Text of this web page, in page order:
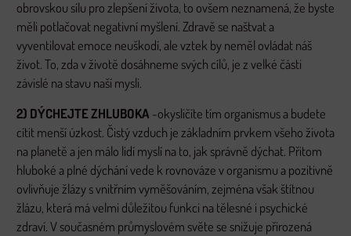
obrovskou sílu pro zlepšení života, to ovšem neznamená, že byste
měli potlačovat negativní myšlení. Zdravě se naštvat a
vyventilovat emoce neuškodí, ale vztek by neměl ovládat náš
život. To, zda v životě dosáhneme svých cílů, je z velké části
závislé na stavu naší mysli.
2) DÝCHEJTE ZHLUBOKA -okysličíte tím organismus a budete
cítit menší úzkost. Čistý vzduch je základním prvkem všeho života
na planetě a jen málo lidí myslí na to, jak správně dýchat. Přitom
hluboké a plné dýchání vede k rovnováze v organismu a pozitivně
ovlivňuje žlázy s vnitřním vyměšováním, zejména však štítnou
žlázu, která má velmi důležitou funkci na tělesné i psychické
zdraví. V současném průmyslovém světe se snižuje přirozená